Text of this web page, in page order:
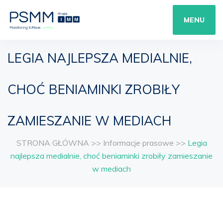
MENU
LEGIA NAJLEPSZA MEDIALNIE,
CHOĆ BENIAMINKI ZROBIŁY
ZAMIESZANIE W MEDIACH
STRONA GŁÓWNA >> Informacje prasowe >> Legia
najlepsza medialnie, choć beniaminki zrobiły zamieszanie
w mediach